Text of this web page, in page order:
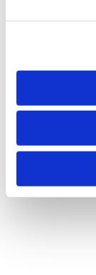
Adresse
Hl. Theresa
Leitender
Behaimstr. 39